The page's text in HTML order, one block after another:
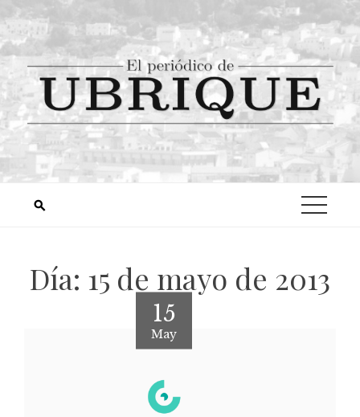
Día: 15 de mayo de 2013
15
May